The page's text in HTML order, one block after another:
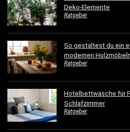
Deko-Elemente
Ratgeber
So gestaltest du ein
modernen Holzmöbeln
Ratgeber
Hotelbettwäsche für
Schlafzimmer
Ratgeber